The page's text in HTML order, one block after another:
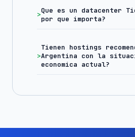
Que es un datacenter
por que importa?
Tienen hostings
Argentina con la
economica actual?